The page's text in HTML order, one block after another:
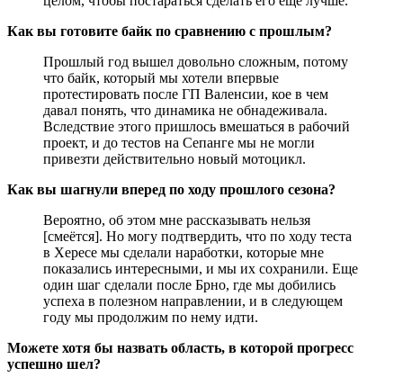
Как вы готовите байк по сравнению с прошлым?
Прошлый год вышел довольно сложным, потому
что байк, который мы хотели впервые
протестировать после ГП Валенсии, кое в чем
давал понять, что динамика не обнадеживала.
Вследствие этого пришлось вмешаться в рабочий
проект, и до тестов на Сепанге мы не могли
привезти действительно новый мотоцикл.
Как вы шагнули вперед по ходу прошлого сезона?
Вероятно, об этом мне рассказывать нельзя
[смеётся]. Но могу подтвердить, что по ходу теста
в Хересе мы сделали наработки, которые мне
показались интересными, и мы их сохранили. Еще
один шаг сделали после Брно, где мы добились
успеха в полезном направлении, и в следующем
году мы продолжим по нему идти.
Можете хотя бы назвать область, в которой прогресс
успешно шел?